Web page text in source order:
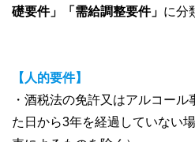
礎要件」「需給調整要件」 に分
【人的要件】
・酒税法の免許又はアルコー
た日から3年を経過していない